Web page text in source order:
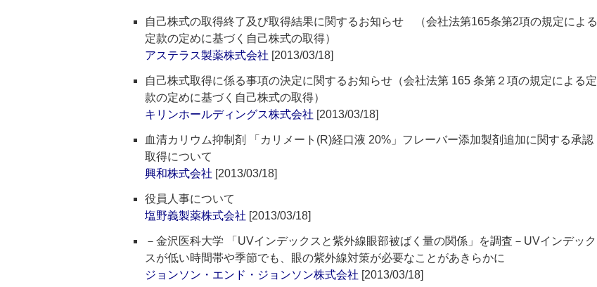
自己株式の取得終了及び取得結果に関するお知らせ （会社法第165条第2項の規定による
定款の定めに基づく自己株式の取得）
アステラス製薬株式会社 [2013/03/18]
自己株式取得に係る事項の決定に関するお知らせ（会社法第 165 条第２項の規定による定
款の定めに基づく自己株式の取得）
キリンホールディングス株式会社 [2013/03/18]
血清カリウム抑制剤 「カリメート(R)経口液 20%」フレーバー添加製剤追加に関する承認
取得について
興和株式会社 [2013/03/18]
役員人事について
塩野義製薬株式会社 [2013/03/18]
－金沢医科大学 「UVインデックスと紫外線眼部被ばく量の関係」を調査－UVインデック
スが低い時間帯や季節でも、眼の紫外線対策が必要なことがあきらかに
ジョンソン・エンド・ジョンソン株式会社 [2013/03/18]